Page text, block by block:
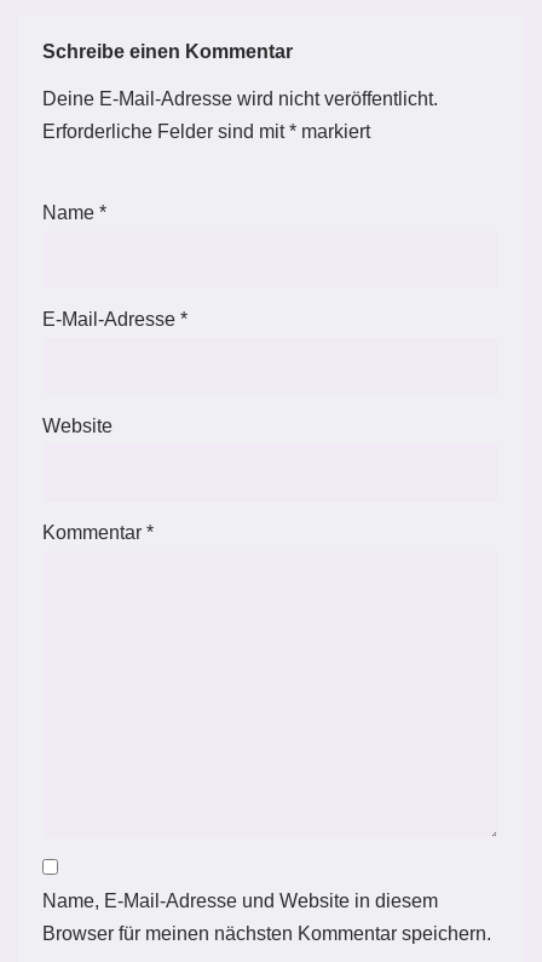
Schreibe einen Kommentar
Deine E-Mail-Adresse wird nicht veröffentlicht.
Erforderliche Felder sind mit* markiert
Name *
E-Mail-Adresse *
Website
Kommentar *
Name, E-Mail-Adresse und Website in diesem
Browser für meinen nächsten Kommentar speichern.